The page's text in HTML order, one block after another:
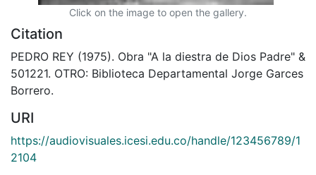
Click on the image to open the gallery.
Citation
PEDRO REY (1975). Obra "A la diestra de Dios Padre" &
501221. OTRO: Biblioteca Departamental Jorge Garces
Borrero.
URI
https://audiovisuales.icesi.edu.co/handle/123456789/1
2104